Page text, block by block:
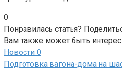
0
Понравилась статья?
Вам также может быть
Новости 0
Подготовка вагона-дома на